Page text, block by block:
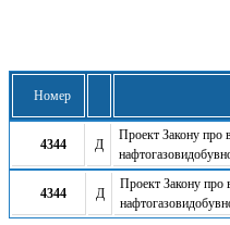
Номер
4344 Д
Проект Закону про
4344 Д
Проект Закону про